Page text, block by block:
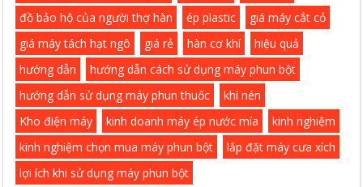
đồ bảo hộ của người thợ hàn
ép plastic
giá máy cắt cỏ
giá máy tách hạt ngô
giá rẻ hàn cơ khí
hiệu quả
hướng dẫn
hướng dẫn cách sử dụng máy phun bột
hướng dẫn sử dụng máy phun thuốc
khí nén
Kho điện máy
kinh doanh máy ép nước mía
kinh nghiệm
kinh nghiệm chọn mua máy phun bột
lắp đặt máy cưa xích
lợi ích khi sử dụng máy phun bột